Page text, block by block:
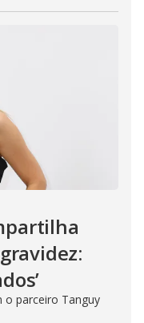
o parceiro Tanguy